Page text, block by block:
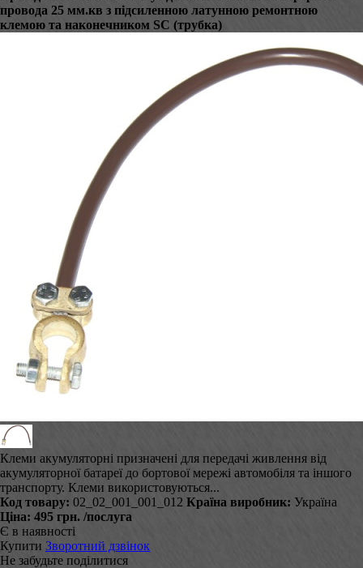
провода 25 мм.кв з підсиленною латунною ремонтною
клемою та наконечником SC (трубка)
Клеми акумуляторні призначені для передачі живлення від
акумуляторної батареї до бортової мережі автомобіля та іншого
транспорту. Клеми використовуються...
Код товару: 02_02_001_001_012 Країна виробник: Україна
Ціна: 495 грн. /послуга
Є в наявності
Купити Зворотний дзвінок
Не забудьте поділитися